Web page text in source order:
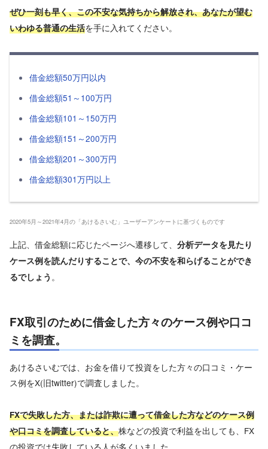
ぜひ一刻も早く、この不安な気持ちから解放され、あなたが望む
いわゆる普通の生活を手に入れてください。
借金総額50万円以内
借金総額51～100万円
借金総額101～150万円
借金総額151～200万円
借金総額201～300万円
借金総額301万円以上
2020年5月～2021年4月の「あけるさいむ」ユーザーアンケートに基づくものです
上記、借金総額に応じたページへ遷移して、 分析データを見たり
ケース例を読んだりすることで、今の不安を和らげることができ
るでしょう 。
FX取引のために借金した方々のケース例や口コ
ミを調査。
あけるさいむでは、お金を借りて投資をした方々の口コミ・ケー
ス例をX(旧twitter)で調査しました。
FXで失敗した方、または詐欺に遭って借金した方などのケース例
や口コミを調査していると、株などの投資で利益を出しても、FX
の投資では失敗している人が多くいました。